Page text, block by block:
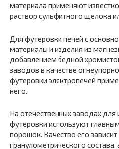
материала применяют
раствор сульфитного щелока
Для футеровки печей с
материалы и изделия из
добавлением бедной
заводов в качестве
футеровки электропечей
него.
На отечественных заводах для
футеровки используют
порошок. Качество его
гранулометрического состава,